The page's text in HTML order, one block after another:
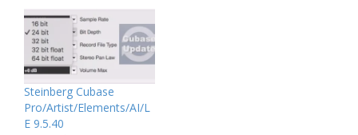
Steinberg Cubase
Pro/Artist/Elements/AI/L
E 9.5.40